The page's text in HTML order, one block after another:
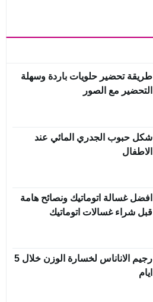
طريقة تحضير حلويات باردة وسهلة
التحضير مع الصور
شكل حبوب الجدري المائي عند
الاطفال
افضل غسالة اتوماتيك ونصائح هامة
قبل شراء غسالات اتوماتيك
رجيم الاناناس لخسارة الوزن خلال 5
ايام